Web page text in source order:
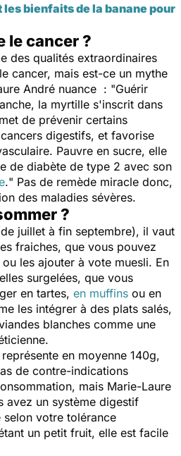
les bienfaits de la banane pour
le cancer ?
des qualités extraordinaires
cancer, mais est-ce un mythe
André nuance : "Guérir
la myrtille s'inscrit dans
de prévenir certains
digestifs, et favorise
Pauvre en sucre, elle
de diabète de type 2 avec son
." Pas de remède miracle donc,
des maladies sévères.
?
juillet à fin septembre), il vaut
fraiches, que vous pouvez
les ajouter à vote muesli. En
surgelées, que vous
en tartes, en muffins ou en
les intégrer à des plats salés,
blanches comme une
en moyenne 140g,
de contre-indications
mais Marie-Laure
avez un système digestif
selon votre tolérance
un petit fruit, elle est facile